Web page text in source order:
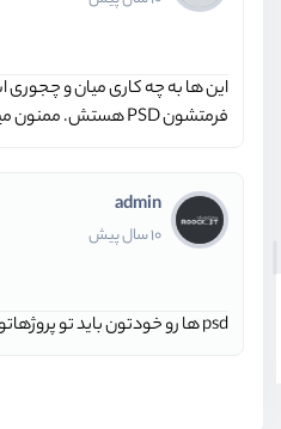
این ها به چه کاری میان و
فرمتشون PSD هستش. ممنون میشم توضیح بدین.
admin
10 سال پیش
psd ها رو خودتون باید تو پروژهاتون به کد تبدیل کنید